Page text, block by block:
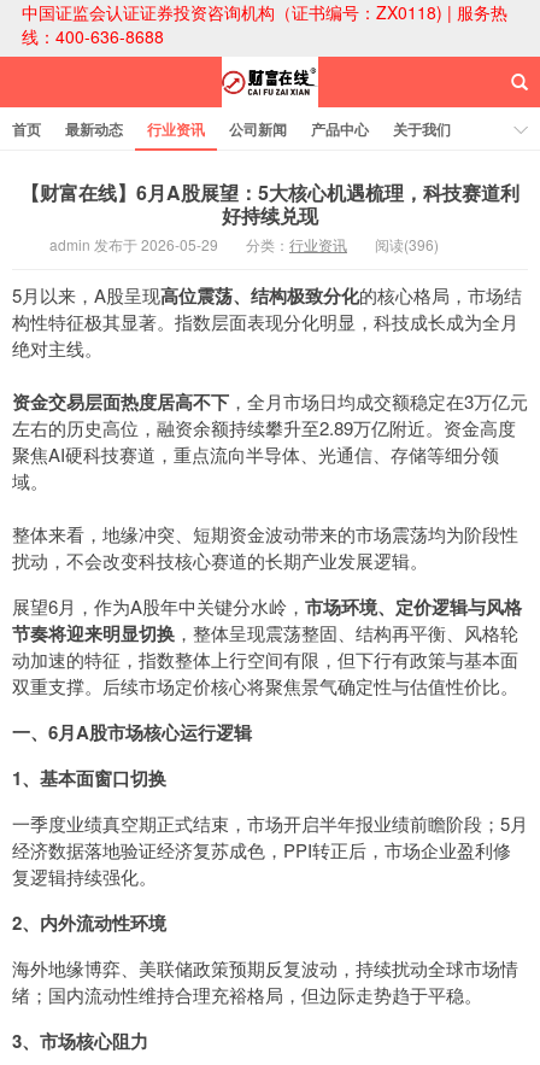
中国证监会认证证券投资咨询机构（证书编号：ZX0118) | 服务热
线：400-636-8688
财富在线科技
首页 最新动态 行业资讯 公司新闻 产品中心
关于我们
【财富在线】6月A股展望：5大核心机遇梳理，科技赛道利
好持续兑现
admin 发布于 2026-05-29 分类： 行业资讯 阅读(396)
5月以来，A股呈现高位震荡、结构极致分化的核心格局，市场结
构性特征极其显著。指数层面表现分化明显，科技成长成为全月
绝对主线。
资金交易层面热度居高不下 ，全月市场日均成交额稳定在3万亿元
左右的历史高位，融资余额持续攀升至2.89万亿附近。资金高度
聚焦AI硬科技赛道，重点流向半导体、光通信、存储等细分领
域。
整体来看，地缘冲突、短期资金波动带来的市场震荡均为阶段性
扰动，不会改变科技核心赛道的长期产业发展逻辑。
展望6月，作为A股年中关键分水岭， 市场环境、定价逻辑与风格
节奏将迎来明显切换 ，整体呈现震荡整固、结构再平衡、风格轮
动加速的特征，指数整体上行空间有限，但下行有政策与基本面
双重支撑。后续市场定价核心将聚焦景气确定性与估值性价比。
一、6月A股市场核心运行逻辑
1、基本面窗口切换
一季度业绩真空期正式结束，市场开启半年报业绩前瞻阶段；5月
经济数据落地验证经济复苏成色，PPI转正后，市场企业盈利修
复逻辑持续强化。
2、内外流动性环境
海外地缘博弈、美联储政策预期反复波动，持续扰动全球市场情
绪；国内流动性维持合理充裕格局，但边际走势趋于平稳。
3、市场核心阻力